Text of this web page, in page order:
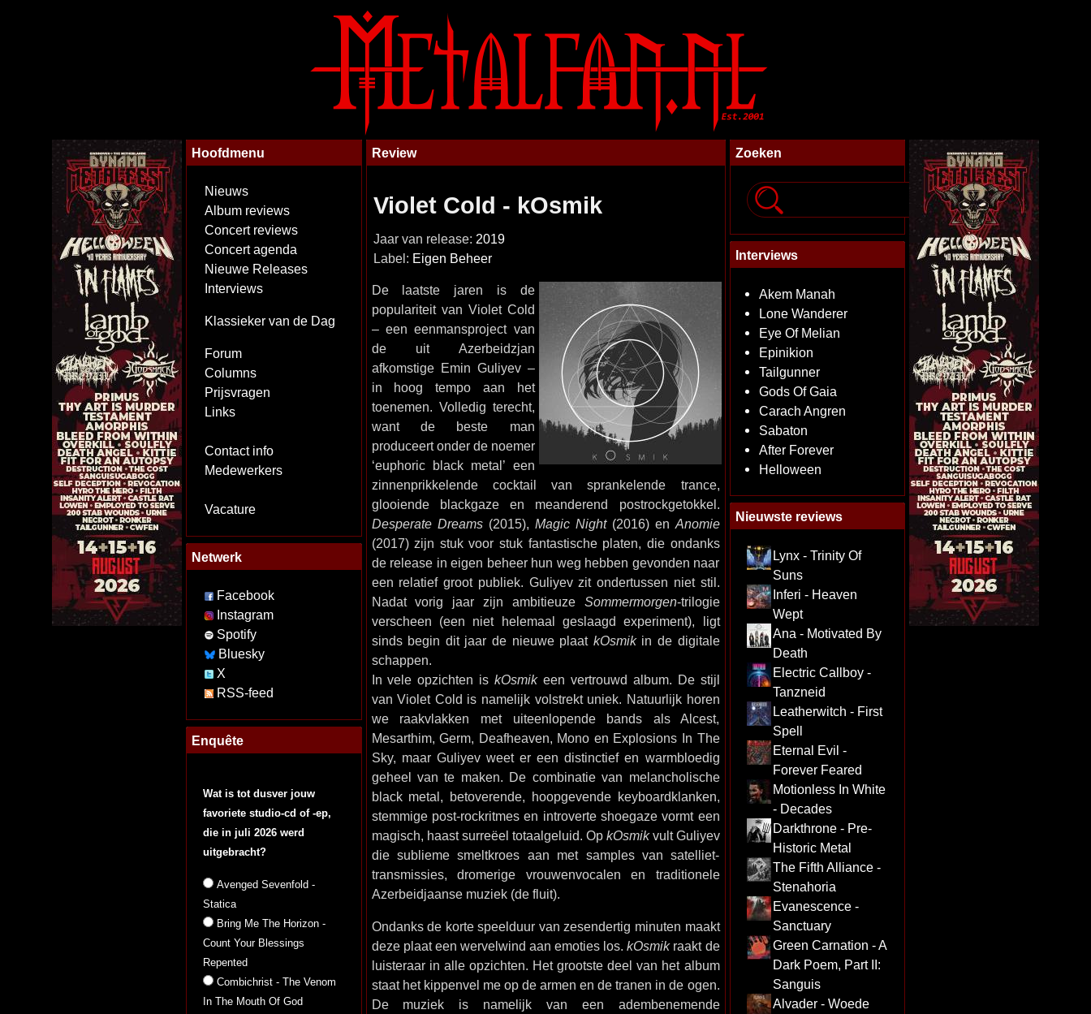
Hoofdmenu
Nieuws
Album reviews
Concert reviews
Concert agenda
Nieuwe Releases
Interviews
Klassieker van de Dag
Forum
Columns
Prijsvragen
Links
Contact info
Medewerkers
Vacature
Netwerk
Facebook
Instagram
Spotify
Bluesky
X
RSS-feed
Enquête
Wat is tot dusver jouw
favoriete studio-cd of -ep,
die in juli 2026 werd
uitgebracht?
Avenged Sevenfold -
Statica
Bring Me The Horizon -
Count Your Blessings
Repented
Combichrist - The Venom
In The Mouth Of God
Review
Violet Cold - kOsmik
Jaar van release: 2019
Label: Eigen Beheer
De laatste jaren is de
populariteit van Violet Cold
– een eenmansproject van
de uit Azerbeidzjan
afkomstige Emin Guliyev –
in hoog tempo aan het
toenemen. Volledig terecht,
want de beste man
produceert onder de noemer
‘euphoric black metal’ een
zinnenprikkelende cocktail van sprankelende trance,
glooiende blackgaze en meanderend postrockgetokkel.
Desperate Dreams(2015), Magic Night(2016) en Anomie
(2017) zijn stuk voor stuk fantastische platen, die ondanks
de release in eigen beheer hun weg hebben gevonden naar
een relatief groot publiek. Guliyev zit ondertussen niet stil.
Nadat vorig jaar zijn ambitieuze Sommermorgen-trilogie
verscheen (een niet helemaal geslaagd experiment), ligt
sinds begin dit jaar de nieuwe plaat kOsmikin de digitale
schappen.
In vele opzichten iskOsmikeen vertrouwd album. De stijl
van Violet Cold is namelijk volstrekt uniek. Natuurlijk horen
we raakvlakken met uiteenlopende bands als Alcest,
Mesarthim, Germ, Deafheaven, Mono en Explosions In The
Sky, maar Guliyev weet er een distinctief en warmbloedig
geheel van te maken. De combinatie van melancholische
black metal, betoverende, hoopgevende keyboardklanken,
stemmige post-rockritmes en introverte shoegaze vormt een
magisch, haast surreëel totaalgeluid. Op kOsmikvult Guliyev
die sublieme smeltkroes aan met samples van satelliet-
transmissies, dromerige vrouwenvocalen en traditionele
Azerbeidjaanse muziek (de fluit).
Ondanks de korte speelduur van zesendertig minuten maakt
deze plaat een wervelwind aan emoties los.kOsmikraakt de
luisteraar in alle opzichten. Het grootste deel van het album
staat het kippenvel me op de armen en de tranen in de ogen.
De muziek is namelijk van een adembenemende
Zoeken
Interviews
Akem Manah
Lone Wanderer
Eye Of Melian
Epinikion
Tailgunner
Gods Of Gaia
Carach Angren
Sabaton
After Forever
Helloween
Nieuwste reviews
Lynx - Trinity Of
Suns
Inferi - Heaven
Wept
Ana - Motivated By
Death
Electric Callboy -
Tanzneid
Leatherwitch - First
Spell
Eternal Evil -
Forever Feared
Motionless In White
- Decades
Darkthrone - Pre-
Historic Metal
The Fifth Alliance -
Stenahoria
Evanescence -
Sanctuary
Green Carnation - A
Dark Poem, Part II:
Sanguis
Alvader - Woede